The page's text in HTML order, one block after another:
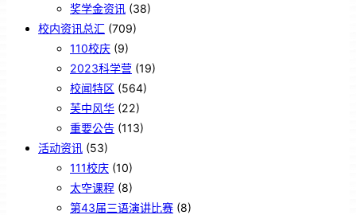
奖学金资讯 (38)
校内资讯总汇 (709)
110校庆 (9)
2023科学营 (19)
校闻特区 (564)
芙中风华 (22)
重要公告 (113)
活动资讯 (53)
111校庆 (10)
太空课程 (8)
第43届三语演讲比赛 (8)